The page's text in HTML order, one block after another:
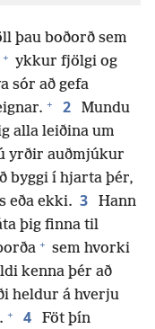
þau boðorð sem
+ ykkur fjölgi og
sór að gefa
+ 2
Mundu
alla leiðina um
yrðir auðmjúkur
byggi í hjarta þér,
eða ekki. 3
Hann
þig finna til
+ sem hvorki
kenna þér að
heldur á hverju
+ 4
Föt þín